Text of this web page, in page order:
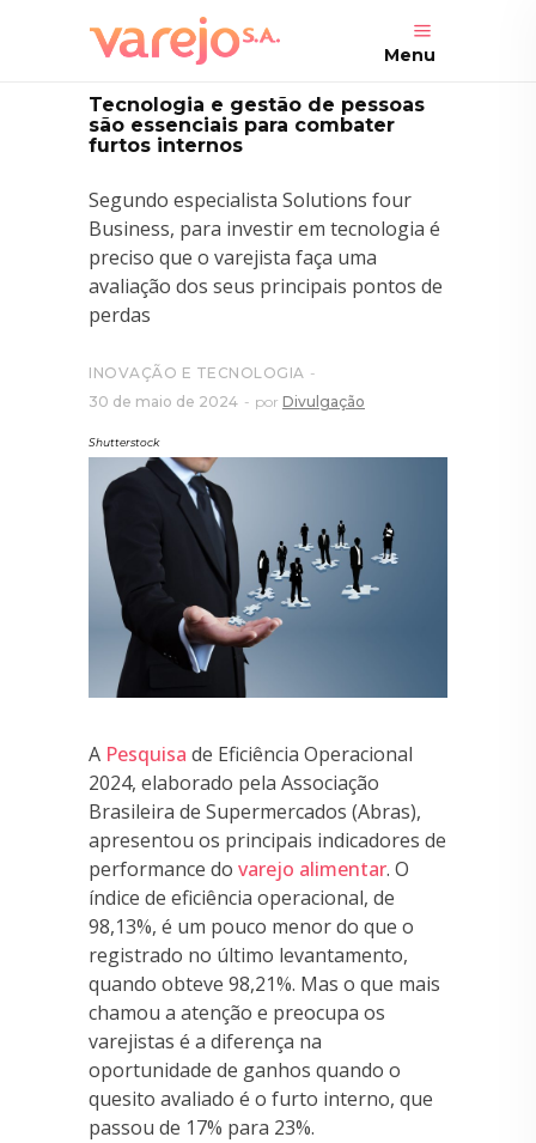
Menu
Tecnologia e gestão de pessoas
são essenciais para combater
furtos internos
Segundo especialista Solutions four
Business, para investir em tecnologia é
preciso que o varejista faça uma
avaliação dos seus principais pontos de
perdas
INOVAÇÃO E TECNOLOGIA
30 de maio de 2024
por Divulgação
Shutterstock
A Pesquisa de Eficiência Operacional
2024, elaborado pela Associação
Brasileira de Supermercados (Abras),
apresentou os principais indicadores de
performance do varejo alimentar. O
índice de eficiência operacional, de
98,13%, é um pouco menor do que o
registrado no último levantamento,
quando obteve 98,21%. Mas o que mais
chamou a atenção e preocupa os
varejistas é a diferença na
oportunidade de ganhos quando o
quesito avaliado é o furto interno, que
passou de 17% para 23%.